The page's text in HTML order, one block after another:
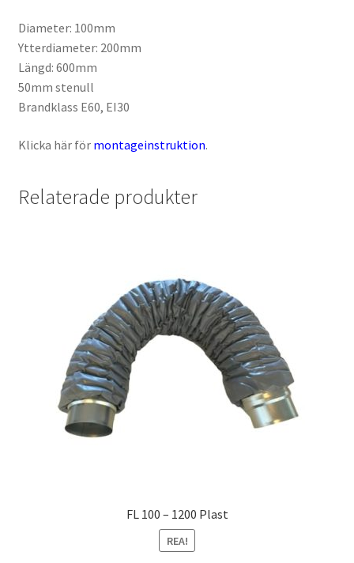
Diameter: 100mm
Ytterdiameter: 200mm
Längd: 600mm
50mm stenull
Brandklass E60, EI30
Klicka här för montageinstruktion.
Relaterade produkter
FL 100 – 1200 Plast
REA!